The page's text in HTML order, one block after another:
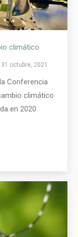
climático
31 octubre, 2021
Conferencia
climático
en 2020